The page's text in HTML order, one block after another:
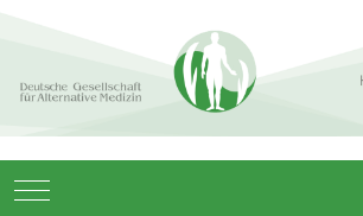
Mobile Menu Toggle